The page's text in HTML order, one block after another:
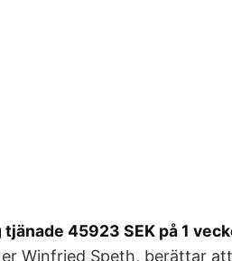
45923 SEK på 1
Winfried Speth, berättar